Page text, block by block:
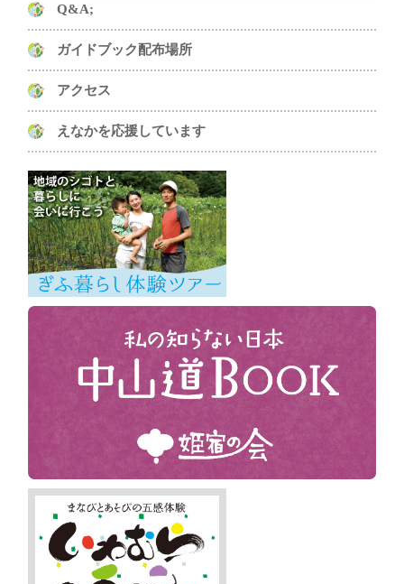
Q&A;
ガイドブック配布場所
アクセス
えなかを応援しています